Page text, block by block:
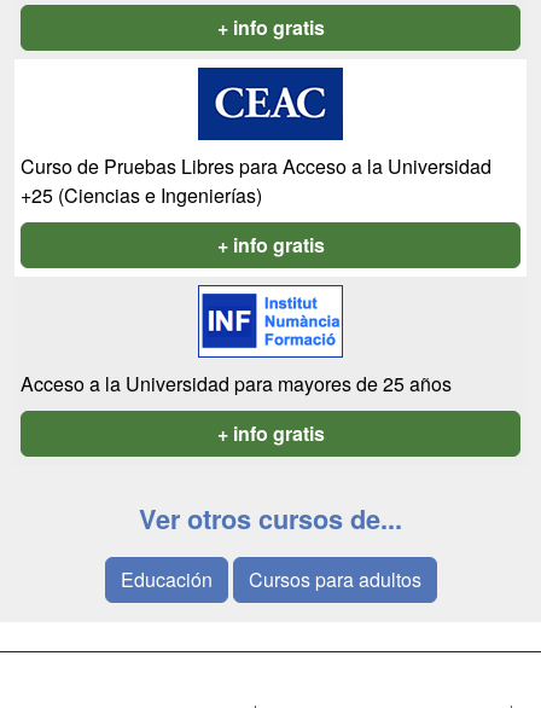
+ info gratis
Curso de Pruebas Libres para Acceso a la Universidad
+25 (Ciencias e Ingenierías)
+ info gratis
Acceso a la Universidad para mayores de 25 años
+ info gratis
Ver otros cursos de...
Educación Cursos para adultos